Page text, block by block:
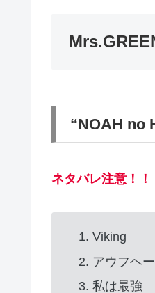
“NOAH no
ネタバレ注意！！
Viking
アウフヘ
私は最強